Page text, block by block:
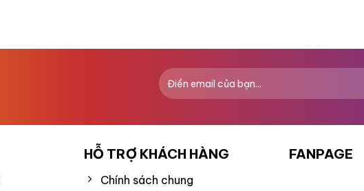
5
5
HỖ TRỢ KHÁCH HÀNG
Chính sách chung
FANPAGE